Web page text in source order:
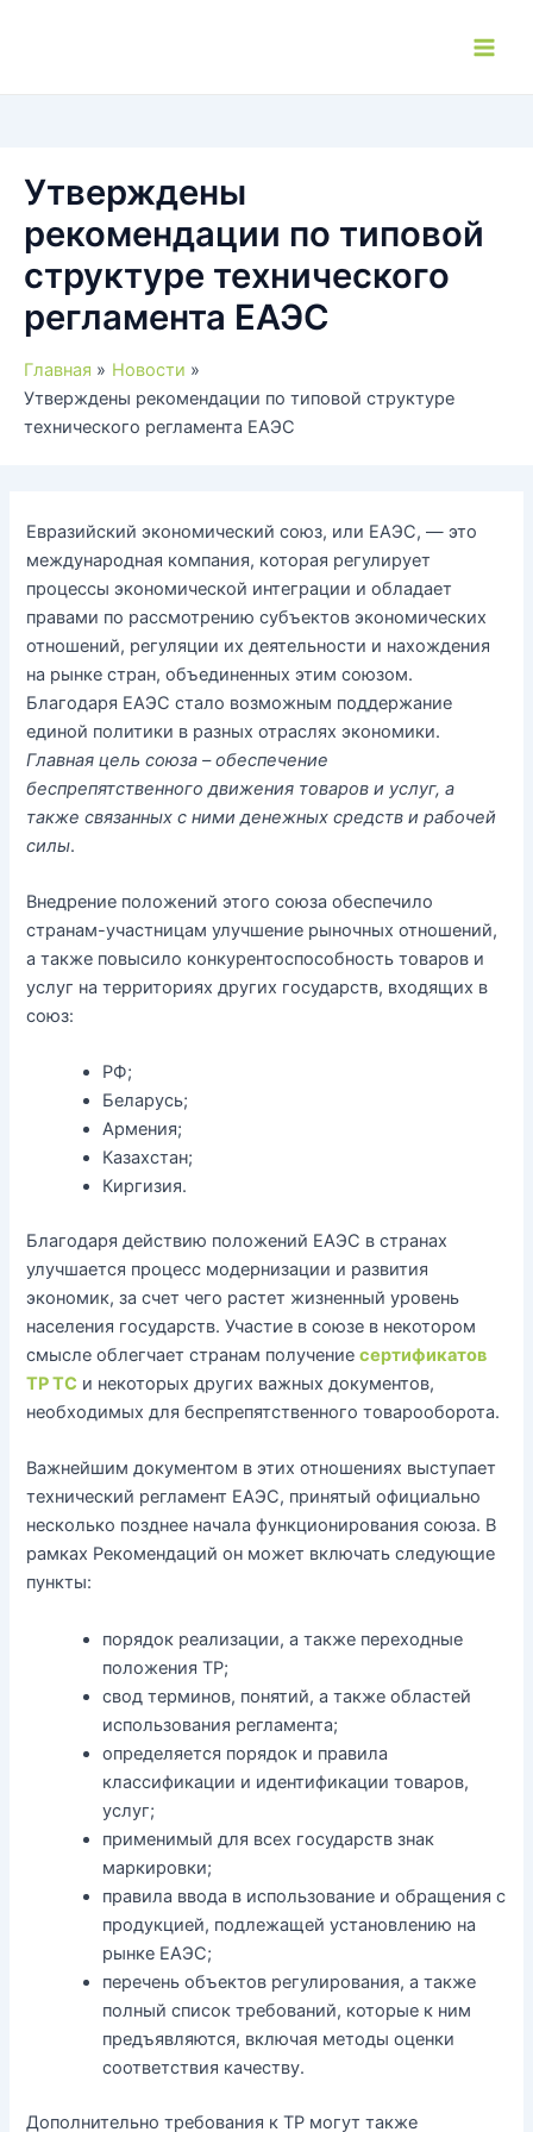
Утверждены
рекомендации по типовой
структуре технического
регламента ЕАЭС
Главная
Новости
Утверждены рекомендации по типовой структуре
технического регламента ЕАЭС
Евразийский экономический союз, или ЕАЭС, — это
международная компания, которая регулирует
процессы экономической интеграции и обладает
правами по рассмотрению субъектов экономических
отношений, регуляции их деятельности и нахождения
на рынке стран, объединенных этим союзом.
Благодаря ЕАЭС стало возможным поддержание
единой политики в разных отраслях экономики.
Главная цель союза – обеспечение
беспрепятственного движения товаров и услуг, а
также связанных с ними денежных средств и рабочей
силы.
Внедрение положений этого союза обеспечило
странам-участницам улучшение рыночных отношений,
а также повысило конкурентоспособность товаров и
услуг на территориях других государств, входящих в
союз:
РФ;
Беларусь;
Армения;
Казахстан;
Киргизия.
Благодаря действию положений ЕАЭС в странах
улучшается процесс модернизации и развития
экономик, за счет чего растет жизненный уровень
населения государств. Участие в союзе в некотором
смысле облегчает странам получениесертификатов
ТР ТС и некоторых других важных документов,
необходимых для беспрепятственного товарооборота.
Важнейшим документом в этих отношениях выступает
технический регламент ЕАЭС, принятый официально
несколько позднее начала функционирования союза. В
рамках Рекомендаций он может включать следующие
пункты:
порядок реализации, а также переходные
положения ТР;
свод терминов, понятий, а также областей
использования регламента;
определяется порядок и правила
классификации и идентификации товаров,
услуг;
применимый для всех государств знак
маркировки;
правила ввода в использование и обращения с
продукцией, подлежащей установлению на
рынке ЕАЭС;
перечень объектов регулирования, а также
полный список требований, которые к ним
предъявляются, включая методы оценки
соответствия качеству.
Дополнительно требования к ТР могут также